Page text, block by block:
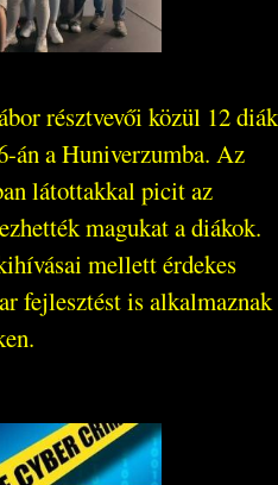
résztvevői közül 12 diák
án a Huniverzumba. Az
látottakkal picit az
magukat a diákok.
mellett érdekes
fejlesztést is alkalmaznak